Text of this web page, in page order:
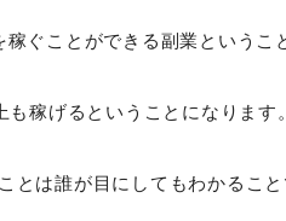
稼ぐことができる副業というこ
も稼げるということになります。
とは誰が目にしてもわかるこ